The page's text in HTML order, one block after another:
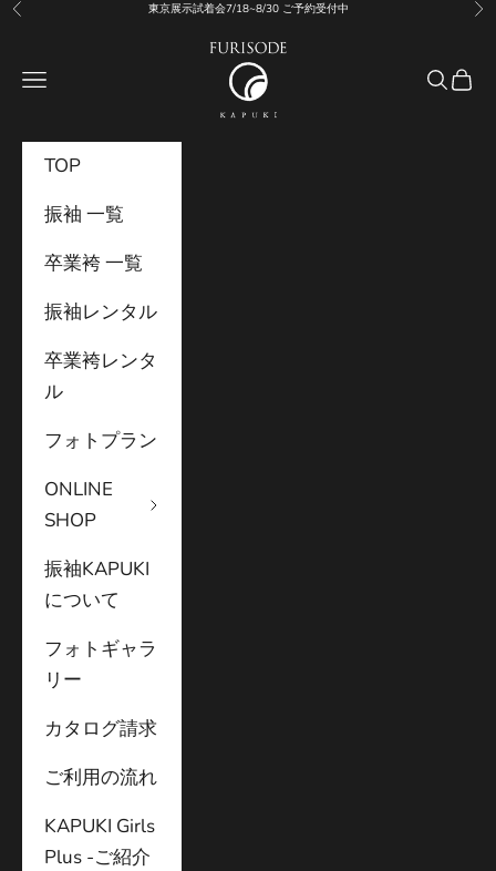
コンテンツへスキップ
前へ 東京展示試着会7/18~8/30 ご予約受付中 次
振袖KAPUKI
メニュー
検索カー
TOP
振袖 一覧
卒業袴 一覧
振袖レンタル
卒業袴レンタ
ル
フォトプラン
ONLINE
SHOP
振袖KAPUKI
について
フォトギャラ
リー
カタログ請求
ご利用の流れ
KAPUKI Girls
Plus -ご紹介